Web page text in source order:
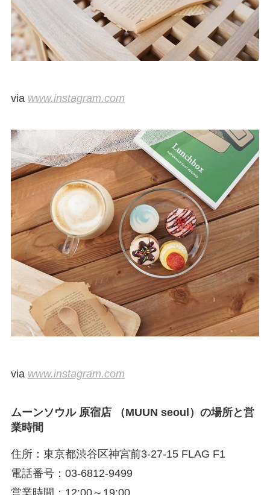
via www.instagram.com
via www.instagram.com
ムーンソウル 原宿店 （MUUN seoul）の場所と営
業時間
住所：東京都渋谷区神宮前3-27-15 FLAG F1
電話番号：03-6812-9499
営業時間：12:00～19:00